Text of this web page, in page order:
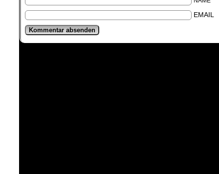
EMAIL